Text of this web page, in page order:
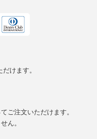
けます。
ご注文いただけます。
ん。